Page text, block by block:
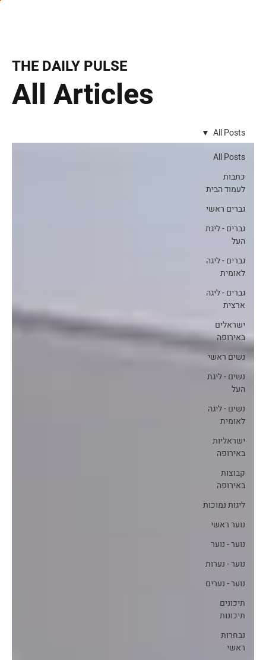
All Articles
THE DAILY PULSE
All Posts
כתבות
לעמוד הבית
גברים ראשי
גברים - ליגת
העל
גברים - ליגה
לאומית
גברים - ליגה
ארצית
ישראלים
באירופה
נשים ראשי
נשים - ליגת
העל
נשים - ליגה
לאומית
ישראליות
באירופה
קבוצות
באירופה
ליגות נמוכות
נוער ראשי
נוער - נוער
נוער - נערות
נוער - נערים
תיכונים
תיכונות
נבחרות
ראשי
All Posts